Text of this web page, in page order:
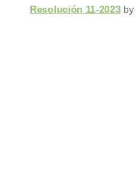
Resolución 11-2023by